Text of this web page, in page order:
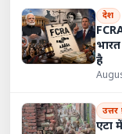
देश
है
उत्तर
एटा